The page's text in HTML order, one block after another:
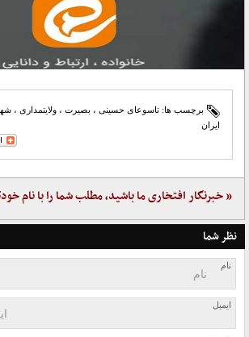
برچسب ها: تاسوعای حسینی ، بصیرت ، ولایتمداری ،
ایران
« خبرنگار افتخاری ما باشید، مطلب شما را با نام
نظر شما
نام
ایمیل